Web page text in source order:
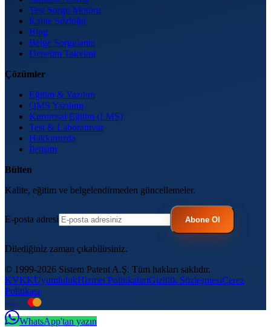
Test Sorgu Motoru
Kalite Sözlüğü
Blog
Belge Sorgulama
Denetim Takvimi
Çözümler
Eğitim & Yazılım
QMS Yazılımı
Kurumsal Eğitim (LMS)
Test & Laboratuvar
Hakkımızda
İletişim
Bülten
Kalite, eğitim ve belgelendirmeden güncellemeler.
E-posta adresi Abone Ol
Dilediğiniz zaman çıkabilirsiniz.
© 1999-2026 Sistem Patent A.Ş. Tüm hakları saklıdır.
KVKKUyumlulukHizmet PolitikalarıGizlilik SözleşmesiÇerez
Politikası
WhatsApp'tan yazın